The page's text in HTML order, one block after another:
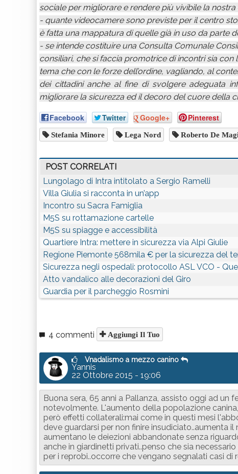
sociale per migliorare e rendere più vivibile la nostra
- quante videocamere sono previste per il centro
è fatta una mappatura di quelle già in uso da parte
- se intende costituire una Consulta Comunale
consiliari, che si faccia promotrice di incontri sia con
tema che con le forze dell’ordine, vagliando, al
dei cittadini anche al fine di svolgere adeguata
migliorare la sicurezza ed il decoro del cuore della
Facebook Twitter Google+ Pinterest
Stefania Minore Lega Nord Roberto De
POST CORRELATI
Lungolago di Intra intitolato a Sergio Ramelli
Villa Giulia si racconta in un’app
Incontro su Sacra Famiglia
M5S su rottamazione cartelle
M5S su spiagge e accessibilità
Quartiere Intra: mettere in sicurezza via Alpi Giulie
Regione Piemonte 568mila € per la sicurezza del
Sicurezza negli ospedali: protocollo ASL VCO -
Atto vandalico alle decorazioni del Giro
Guardia per il parcheggio Rosmini
4 commenti Aggiungi Il Tuo
Vnadalismo a mezzo canino
Yannis
22 Ottobre 2015 - 19:06
Buona sera, 65 anni a Pallanza, assisto oggi ad un
notevolmente. L'aumento della popolazione
però effetti collaterali:mai come in questi mesi
deve guardarsi per non finire insudiciato..aumenta
aumentano le deiezioni abbandonate senza
anche in giardinetti privati..penso che sia
per i reprobi..occorre che vengano segnalati casi di